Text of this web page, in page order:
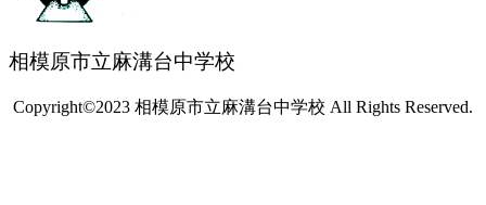
相模原市立麻溝台中学校
Copyright©2023 相模原市立麻溝台中学校 All Rights Reserved.